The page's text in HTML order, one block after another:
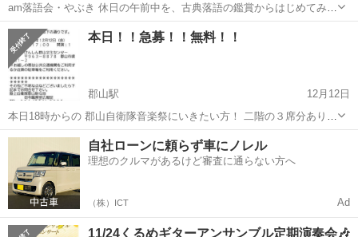
am落語会・やぶき 休日の午前中を、古典落語の鑑賞からはじめてみま
せんか。 東京・千代田区で毎月開催していた休日ＡＭの落語会「１０
１らくご」を矢吹町でも。 噺家・玉屋柳勢（たまやりゅうせい）によ
る落語を...
福島 西白河郡 矢吹駅 コンサート/ショー
本日！！急募！！無料！！
郡山駅
12月12日
本日18時からの 郡山自衛隊音楽祭にいきたい方！ 二階の３席分ありま
す。 メッセージで座席指定の番号は お知らせします よろしくお願い
福島 郡山市 郡山駅 コンサート/ショー
自社ローンに頼らず車にノレル
理想のクルマがあるけど審査に通らない方へ
（株）ICT Ad
11/24くるめギターアンサンブル定期演奏会🎶